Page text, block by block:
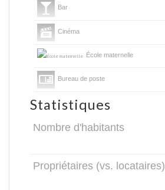
Bar
Cinéma
École maternelle
Bureau de poste
Statistiques
Nombre d'habitants
Propriétaires (vs. locataires)